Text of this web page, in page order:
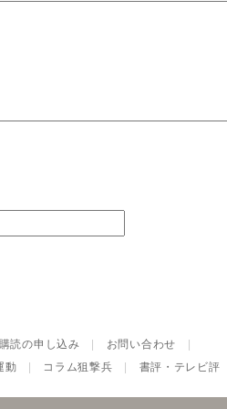
読の申し込み お問い合わせ
動 コラム狙撃兵 書評・テレビ評